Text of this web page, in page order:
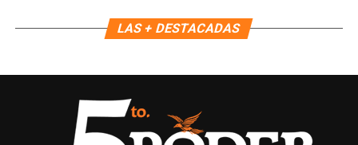
Recibe las noticias al instante
Únete al canal oficial de WhatsApp de
LAS + DESTACADAS